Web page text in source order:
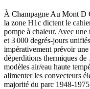
À Champagne Au Mont D
la zone H1c dictent le
pompe à chaleur. Avec une
et 3 000 degrés-jours
impérativement prévoir
déperditions thermiques
modèles air/eau haute
alimenter les convecteurs
majorité du parc 1948-